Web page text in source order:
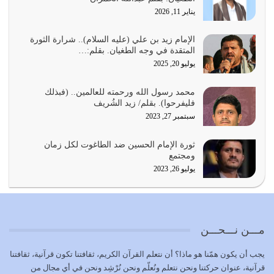
واجتهاداتنا لأننا سنختلف ونتفرق
يوليو 24, 2026
أمة عاجزة عن النهوض…
يوليو 23, 2026
بحبل الله جميعاً وليس كل…
يوليو 22, 2026
المُلك كله لله تعالى يؤتيه من يشاء وينزعه ممن يشاء ويعز من
كل زمان…
يوليو 19, 2026
يناير 11, 2026
الإمام زيد بن علي (عليه السلام).. شرارة الثورة
المتقدة في وجه الطغيان. بقلم:…
يوليو 20, 2025
محمد رسول الله ورحمته للعالمين.. (فبذلك
فليفرحوا). بقلم/ زيد الشُريف
سبتمبر 27, 2023
ثورة الإمام الحسين ضد الطاغوت لكل زمان
ومجتمع
يوليو 26, 2023
مـــن نـــحـــن
يجب أن يكون همّنا هو ماذا؟ أن نتعلم القرآن الكريم، ثقافتنا تكون قرآنية، ثقافتنا
قرآنية، عنوان حركتنا ونحن نتعلم ونُعلّم ونحن نُرْشِد ونحن في أي مجال من